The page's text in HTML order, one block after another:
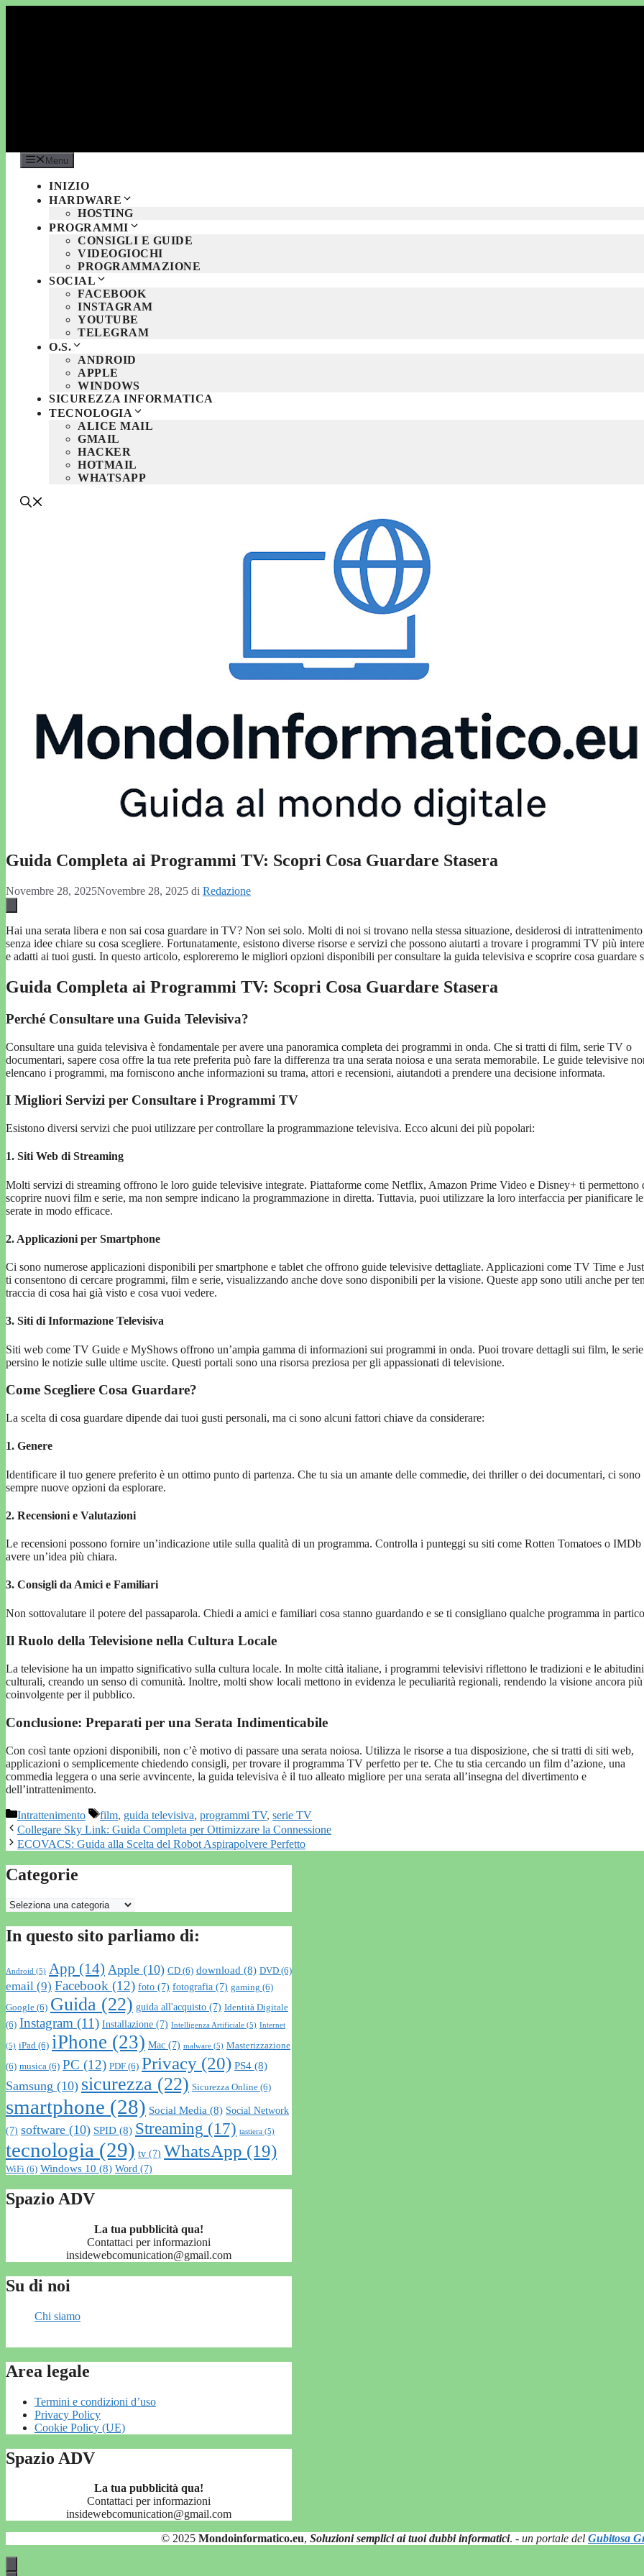
Menu
INIZIO
HARDWARE
HOSTING
PROGRAMMI
CONSIGLI E GUIDE
VIDEOGIOCHI
PROGRAMMAZIONE
SOCIAL
FACEBOOK
INSTAGRAM
YOUTUBE
TELEGRAM
O.S.
ANDROID
APPLE
WINDOWS
SICUREZZA INFORMATICA
TECNOLOGIA
ALICE MAIL
GMAIL
HACKER
HOTMAIL
WHATSAPP
Guida Completa ai Programmi TV: Scopri Cosa Guardare Stasera
Novembre 28, 2025Novembre 28, 2025 di Redazione
Hai una serata libera e non sai cosa guardare in TV? Non sei solo. Molti di noi si trovano nella stessa situazione, desiderosi di intrattenimento
senza idee chiare su cosa scegliere. Fortunatamente, esistono diverse risorse e servizi che possono aiutarti a trovare i programmi TV più
e adatti ai tuoi gusti. In questo articolo, esploreremo le migliori opzioni disponibili per consultare la guida televisiva e scoprire cosa guardare
Guida Completa ai Programmi TV: Scopri Cosa Guardare Stasera
Perché Consultare una Guida Televisiva?
Consultare una guida televisiva è fondamentale per avere una panoramica completa dei programmi in onda. Che si tratti di film, serie TV o
documentari, sapere cosa offre la tua rete preferita può fare la differenza tra una serata noiosa e una serata memorabile. Le guide televisive
elencano i programmi, ma forniscono anche informazioni su trama, attori e recensioni, aiutandoti a prendere una decisione informata.
I Migliori Servizi per Consultare i Programmi TV
Esistono diversi servizi che puoi utilizzare per controllare la programmazione televisiva. Ecco alcuni dei più popolari:
1. Siti Web di Streaming
Molti servizi di streaming offrono le loro guide televisive integrate. Piattaforme come Netflix, Amazon Prime Video e Disney+ ti permettono
scoprire nuovi film e serie, ma non sempre indicano la programmazione in diretta. Tuttavia, puoi utilizzare la loro interfaccia per pianificare
serate in modo efficace.
2. Applicazioni per Smartphone
Ci sono numerose applicazioni disponibili per smartphone e tablet che offrono guide televisive dettagliate. Applicazioni come TV Time e
ti consentono di cercare programmi, film e serie, visualizzando anche dove sono disponibili per la visione. Queste app sono utili anche per
traccia di cosa hai già visto e cosa vuoi vedere.
3. Siti di Informazione Televisiva
Siti web come TV Guide e MyShows offrono un’ampia gamma di informazioni sui programmi in onda. Puoi trovare dettagli sui film, le
persino le notizie sulle ultime uscite. Questi portali sono una risorsa preziosa per gli appassionati di televisione.
Come Scegliere Cosa Guardare?
La scelta di cosa guardare dipende dai tuoi gusti personali, ma ci sono alcuni fattori chiave da considerare:
1. Genere
Identificare il tuo genere preferito è un ottimo punto di partenza. Che tu sia un amante delle commedie, dei thriller o dei documentari, ci sono
sempre nuove opzioni da esplorare.
2. Recensioni e Valutazioni
Le recensioni possono fornire un’indicazione utile sulla qualità di un programma. Controlla i punteggi su siti come Rotten Tomatoes o IMDb
avere un’idea più chiara.
3. Consigli da Amici e Familiari
Non sottovalutare il potere del passaparola. Chiedi a amici e familiari cosa stanno guardando e se ti consigliano qualche programma in
Il Ruolo della Televisione nella Cultura Locale
La televisione ha un impatto significativo sulla cultura locale. In molte città italiane, i programmi televisivi riflettono le tradizioni e le abitudini
culturali, creando un senso di comunità. Inoltre, molti show locali mettono in evidenza le peculiarità regionali, rendendo la visione ancora più
coinvolgente per il pubblico.
Conclusione: Preparati per una Serata Indimenticabile
Con così tante opzioni disponibili, non c’è motivo di passare una serata noiosa. Utilizza le risorse a tua disposizione, che si tratti di siti web,
applicazioni o semplicemente chiedendo consigli, per trovare il programma TV perfetto per te. Che tu stia cercando un film d’azione, una
commedia leggera o una serie avvincente, la guida televisiva è il tuo alleato migliore per una serata all’insegna del divertimento e
dell’intrattenimento.
Categorie
Intrattenimento Tag
film, guida televisiva, programmi TV, serie TV
Collegare Sky Link: Guida Completa per Ottimizzare la Connessione
ECOVACS: Guida alla Scelta del Robot Aspirapolvere Perfetto
Categorie
Categorie
In questo sito parliamo di:
Android (5) App (14) Apple (10) CD (6) download (8) DVD (6)
email (9) Facebook (12) foto (7) fotografia (7) gaming (6)
Google (6) Guida (22) guida all'acquisto (7) Identità Digitale
(6) Instagram (11) Installazione (7) Intelligenza Artificiale (5) Internet
(5) iPad (6) iPhone (23) Mac (7) malware (5) Masterizzazione
(6) musica (6) PC (12) PDF (6) Privacy (20) PS4 (8)
Samsung (10) sicurezza (22) Sicurezza Online (6)
smartphone (28) Social Media (8) Social Network
(7) software (10) SPID (8) Streaming (17) tastiera (5)
tecnologia (29) tv (7) WhatsApp (19)
WiFi (6) Windows 10 (8) Word (7)
Spazio ADV
La tua pubblicità qua!
Contattaci per informazioni
insidewebcomunication@gmail.com
Su di noi
Chi siamo
Area legale
Termini e condizioni d’uso
Privacy Policy
Cookie Policy (UE)
Spazio ADV
La tua pubblicità qua!
Contattaci per informazioni
insidewebcomunication@gmail.com
© 2025 Mondoinformatico.eu, Soluzioni semplici ai tuoi dubbi informatici. - un portale del Gubitosa